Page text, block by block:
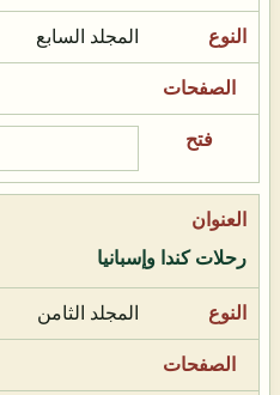
المجلد السابع
رحلات كندا وإسبانيا
المجلد الثامن